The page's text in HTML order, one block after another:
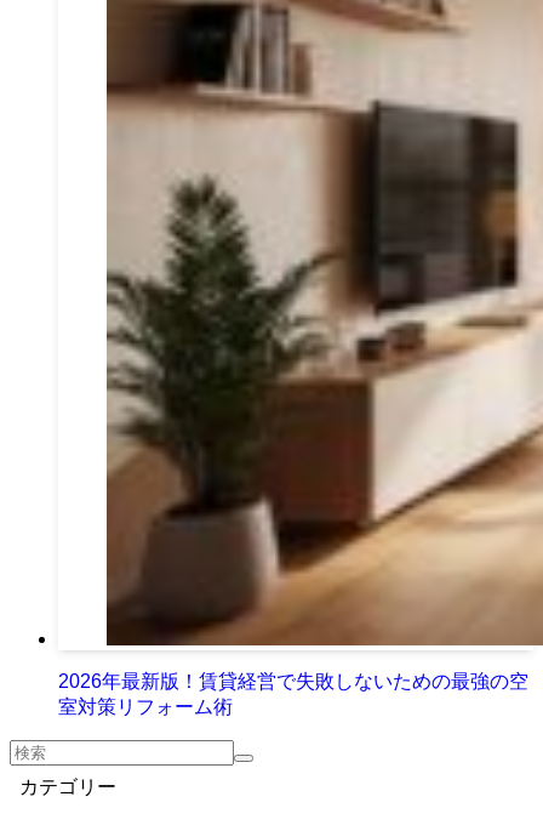
2026年最新版！賃貸経営で失敗しないための最強の空
室対策リフォーム術
カテゴリー